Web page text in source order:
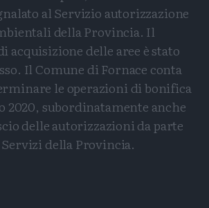
al Servizio autorizzazione
della Provincia. Il
acquisizione delle aree è stato
Il Comune di Fornace conta
le operazioni di bonifica
2020, subordinatamente anche
delle autorizzazioni da parte
della Provincia.